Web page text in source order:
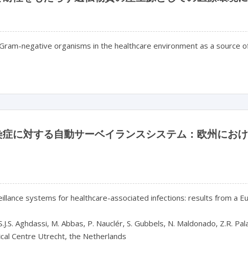
negative organisms in the healthcare environment as a source
に対する自動サーベイランスシステム：欧州にお
systems for healthcare-associated infections: results from a
Aghdassi, M. Abbas, P. Nauclér, S. Gubbels, N. Maldonado, Z.R.
Centre Utrecht, the Netherlands